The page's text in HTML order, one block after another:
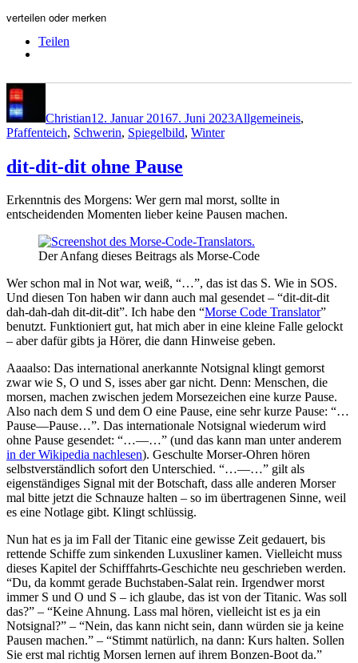
verteilen oder merken
Teilen
Christian12. Januar 20167. Juni 2023Allgemeineis,
Pfaffenteich, Schwerin, Spiegelbild, Winter
dit-dit-dit ohne Pause
Erkenntnis des Morgens: Wer gern mal morst, sollte in
entscheidenden Momenten lieber keine Pausen machen.
Der Anfang dieses Beitrags als Morse-Code
Wer schon mal in Not war, weiß, “…”, das ist das S. Wie in SOS.
Und diesen Ton haben wir dann auch mal gesendet – “dit-dit-dit
dah-dah-dah dit-dit-dit”. Ich habe den “Morse Code Translator”
benutzt. Funktioniert gut, hat mich aber in eine kleine Falle gelockt
– aber dafür gibts ja Hörer, die dann Hinweise geben.
Aaaalso: Das international anerkannte Notsignal klingt gemorst
zwar wie S, O und S, isses aber gar nicht. Denn: Menschen, die
morsen, machen zwischen jedem Morsezeichen eine kurze Pause.
Also nach dem S und dem O eine Pause, eine sehr kurze Pause: “…
Pause—Pause…”. Das internationale Notsignal wiederum wird
ohne Pause gesendet: “…—…” (und das kann man unter anderem
in der Wikipedia nachlesen). Geschulte Morser-Ohren hören
selbstverständlich sofort den Unterschied. “…—…” gilt als
eigenständiges Signal mit der Botschaft, dass alle anderen Morser
mal bitte jetzt die Schnauze halten – so im übertragenen Sinne, weil
es eine Notlage gibt. Klingt schlüssig.
Nun hat es ja im Fall der Titanic eine gewisse Zeit gedauert, bis
rettende Schiffe zum sinkenden Luxusliner kamen. Vielleicht muss
dieses Kapitel der Schifffahrts-Geschichte neu geschrieben werden.
“Du, da kommt gerade Buchstaben-Salat rein. Irgendwer morst
immer S und O und S – ich glaube, das ist von der Titanic. Was soll
das?” – “Keine Ahnung. Lass mal hören, vielleicht ist es ja ein
Notsignal?” – “Nein, das kann nicht sein, dann würden sie ja keine
Pausen machen.” – “Stimmt natürlich, na dann: Kurs halten. Sollen
Sie erst mal richtig Morsen lernen auf ihrem Bonzen-Boot da.”